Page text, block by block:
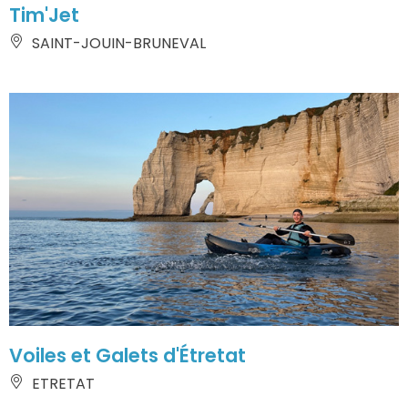
Tim'Jet
SAINT-JOUIN-BRUNEVAL
Voiles et Galets d'Étretat
ETRETAT